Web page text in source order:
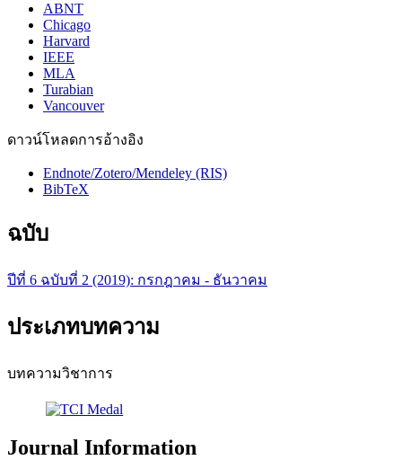
ABNT
Chicago
Harvard
IEEE
MLA
Turabian
Vancouver
ดาวน์โหลดการอ้างอิง
Endnote/Zotero/Mendeley (RIS)
BibTeX
ฉบับ
ปีที่ 6 ฉบับที่ 2 (2019): กรกฎาคม - ธันวาคม
ประเภทบทความ
บทความวิชาการ
Journal Information